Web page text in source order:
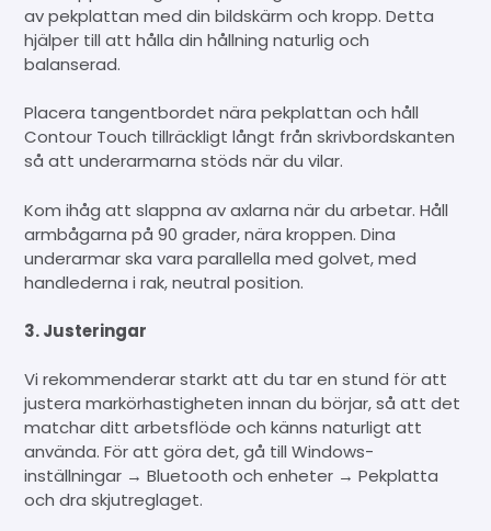
av pekplattan med din bildskärm och kropp. Detta
hjälper till att hålla din hållning naturlig och
balanserad.
Placera tangentbordet nära pekplattan och håll
Contour Touch tillräckligt långt från skrivbordskanten
så att underarmarna stöds när du vilar.
Kom ihåg att slappna av axlarna när du arbetar. Håll
armbågarna på 90 grader, nära kroppen. Dina
underarmar ska vara parallella med golvet, med
handlederna i rak, neutral position.
3. Justeringar
Vi rekommenderar starkt att du tar en stund för att
justera markörhastigheten innan du börjar, så att det
matchar ditt arbetsflöde och känns naturligt att
använda. För att göra det, gå till Windows-
inställningar → Bluetooth och enheter → Pekplatta
och dra skjutreglaget.